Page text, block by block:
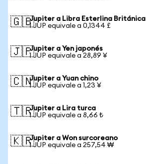
🇬🇧Jupiter a Libra Esterlina Británica
1 JUP equivale a 0,1344 £
🇯🇵Jupiter a Yen japonés
1 JUP equivale a 28,89 ¥
🇨🇳Jupiter a Yuan chino
1 JUP equivale a 1,23 ¥
🇹🇷Jupiter a Lira turca
1 JUP equivale a 8,66 ₺
🇰🇷Jupiter a Won surcoreano
1 JUP equivale a 257,54 ₩